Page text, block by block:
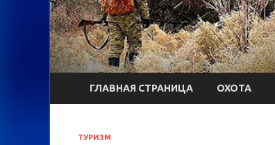
ГЛАВНАЯ СТРАНИЦА ОХОТА
ТУРИЗМ